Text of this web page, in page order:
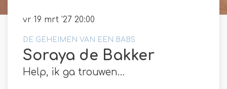
Soraya de Bakker
Help, ik ga trouwen…
DE GEHEIMEN VAN EEN BABS
vr 19 mrt ’27 20:00